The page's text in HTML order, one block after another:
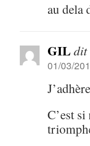
au dela
GIL
01/03/
C’est